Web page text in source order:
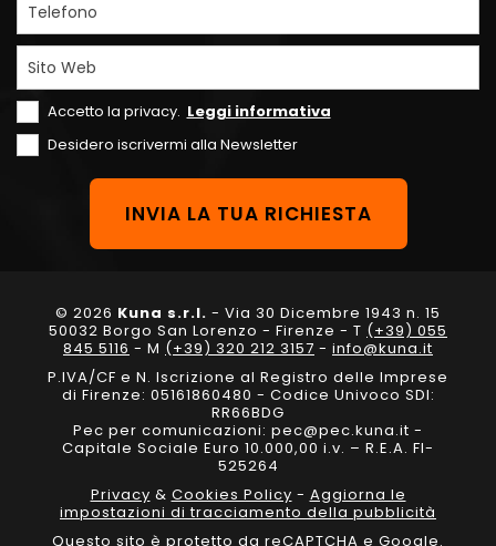
Telefono
Sito Web
Accetto la privacy. Leggi informativa
Desidero iscrivermi alla Newsletter
© 2026 Kuna s.r.l. - Via 30 Dicembre 1943 n. 15
50032 Borgo San Lorenzo - Firenze - T (+39) 055
845 5116 - M (+39) 320 212 3157 - info@kuna.it
P.IVA/CF e N. Iscrizione al Registro delle Imprese
di Firenze: 05161860480 - Codice Univoco SDI:
RR66BDG
Pec per comunicazioni: pec@pec.kuna.it -
Capitale Sociale Euro 10.000,00 i.v. – R.E.A. FI-
525264
Privacy & Cookies Policy - Aggiorna le
impostazioni di tracciamento della pubblicità
Questo sito è protetto da reCAPTCHA e Google.